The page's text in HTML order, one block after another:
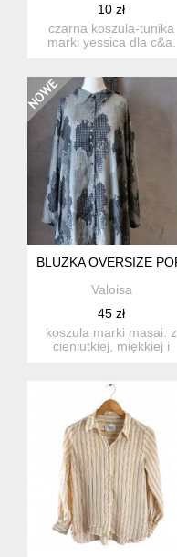
10 zł
czarna koszula-tunika
marki yessica dla c&a.
BLUZKA OVERSIZE
Valoisa
45 zł
koszula marki masai. z
cieniutkiej, miękkiej i